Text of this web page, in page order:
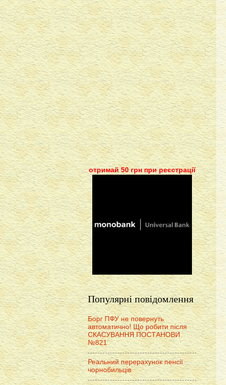
отримай 50 грн при реєстрації
Популярні повідомлення
Борг ПФУ не повернуть
автоматично! Що робити після
СКАСУВАННЯ ПОСТАНОВИ
№821
Реальний перерахунок пенсії
чорнобильців